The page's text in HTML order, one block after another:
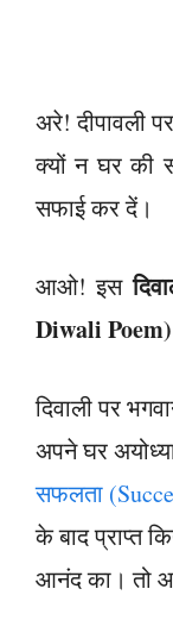
अरे! दीपावली
क्यों न घर की
सफाई कर दें।
आओ! इस
Diwali Poem)
दिवाली पर
अपने घर
सफलता
के बाद प्राप्त
आनंद का। तो